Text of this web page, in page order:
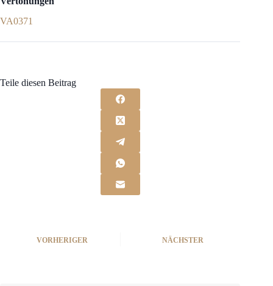
VA0371
Teile diesen Beitrag
VORHERIGER NÄCHSTER